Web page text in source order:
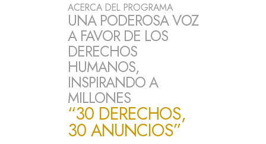
ACERCA DEL PROGRAMA
UNA PODEROSA VOZ
A FAVOR DE LOS
DERECHOS
HUMANOS,
INSPIRANDO A
MILLONES
“30 DERECHOS,
30 ANUNCIOS”